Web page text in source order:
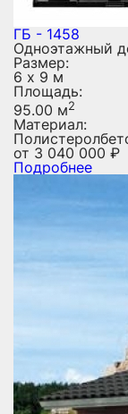
ГБ - 1458
Одноэтажный
Размер:
6 х 9 м
Площадь:
95.00 м2
Материал:
от 3 040 000 ₽
Подробнее